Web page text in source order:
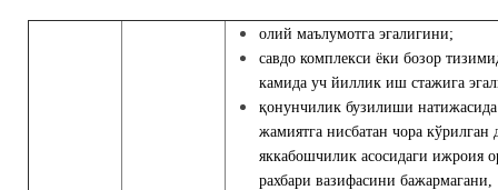
олий маълумотга эгалигини;
савдо комплекси ёки бозор
камида уч йиллик иш стажига
қонунчилик бузилиши
жамиятга нисбатан чора кўрилган
яккабошчилик асосидаги ижроия
рахбари вазифасини бажармагани,